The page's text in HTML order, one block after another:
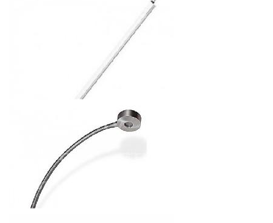
СВЕТОДИОДНАЯ ПЛАНКА СО СВЕТОРЕГУЛЯТОРОМ
TOSSA 300ММ, 60 ДИОДОВ, 12V, 5W, IP40
СВЕТОДИОДНАЯ ПЛАНКА СО СВЕТОРЕГУЛЯТОРОМ
TOSSA 600ММ, 120 ДИОДОВ, 12V, 10W, IP40
470.4